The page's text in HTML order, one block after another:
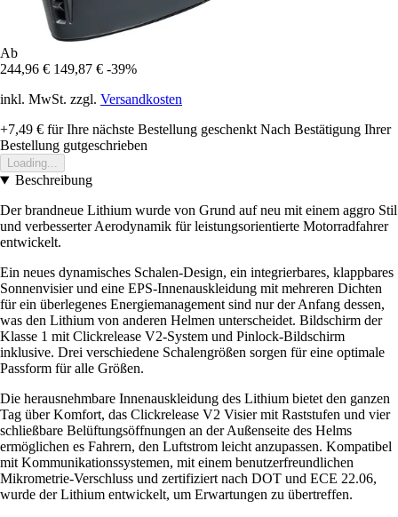
Ab
244,96 € 149,87 € -39%
inkl. MwSt. zzgl. Versandkosten
+7,49 € für Ihre nächste Bestellung geschenkt Nach Bestätigung Ihrer
Bestellung gutgeschrieben
Loading...
Beschreibung
Der brandneue Lithium wurde von Grund auf neu mit einem aggro Stil
und verbesserter Aerodynamik für leistungsorientierte Motorradfahrer
entwickelt.
Ein neues dynamisches Schalen-Design, ein integrierbares, klappbares
Sonnenvisier und eine EPS-Innenauskleidung mit mehreren Dichten
für ein überlegenes Energiemanagement sind nur der Anfang dessen,
was den Lithium von anderen Helmen unterscheidet. Bildschirm der
Klasse 1 mit Clickrelease V2-System und Pinlock-Bildschirm
inklusive. Drei verschiedene Schalengrößen sorgen für eine optimale
Passform für alle Größen.
Die herausnehmbare Innenauskleidung des Lithium bietet den ganzen
Tag über Komfort, das Clickrelease V2 Visier mit Raststufen und vier
schließbare Belüftungsöffnungen an der Außenseite des Helms
ermöglichen es Fahrern, den Luftstrom leicht anzupassen. Kompatibel
mit Kommunikationssystemen, mit einem benutzerfreundlichen
Mikrometrie-Verschluss und zertifiziert nach DOT und ECE 22.06,
wurde der Lithium entwickelt, um Erwartungen zu übertreffen.